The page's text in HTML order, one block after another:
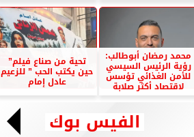
محمد رمضان أبوطالب:
رؤية الرئيس السيسي
للأمن الغذائي تؤسس
لاقتصاد أكثر صلابة
تحية من صناع فيلم”
حين يكتب الحب ” للزعيم
عادل إمام
الفيس بوك